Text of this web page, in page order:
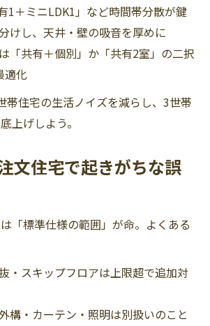
1＋ミニLDK1」など時間帯分散が鍵
けし、天井・壁の吸音を厚めに
「共有＋個別」か「共有2室」の二択
適化
帯住宅の生活ノイズを減らし、3世帯
上げしよう。
文住宅で起きがちな誤
「標準仕様の範囲」が命。よくある
・スキップフロアは上限超で追加対
構・カーテン・照明は別扱いのこと